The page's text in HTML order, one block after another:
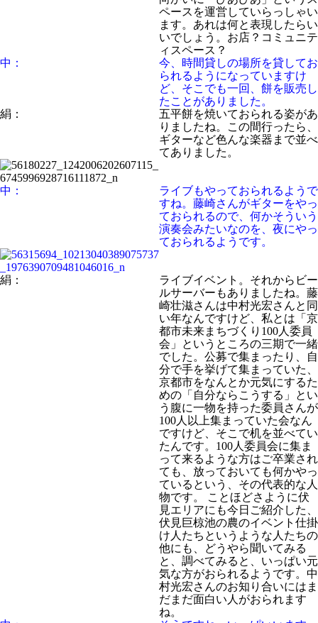
ペースを運営していらっしゃい
ます。あれは何と表現したらい
いでしょう。お店？コミュニテ
ィスペース？
中：
今、時間貸しの場所を貸してお
られるようになっていますけ
ど、そこでも一回、餅を販売し
たことがありました。
絹：
五平餅を焼いておられる姿があ
りましたね。この間行ったら、
ギターなど色んな楽器まで並べ
てありました。
中：
ライブもやっておられるようで
すね。藤崎さんがギターをやっ
ておられるので、何かそういう
演奏会みたいなのを、夜にやっ
ておられるようです。
絹：
ライブイベント。それからビー
ルサーバーもありましたね。藤
崎壮滋さんは中村光宏さんと同
い年なんですけど、私とは「京
都市未来まちづくり100人委員
会」というところの三期で一緒
でした。公募で集まったり、自
分で手を挙げて集まっていた、
京都市をなんとか元気にするた
めの「自分ならこうする」とい
う腹に一物を持った委員さんが
100人以上集まっていた会なん
ですけど、そこで机を並べてい
たんです。100人委員会に集ま
って来るような方はご卒業され
ても、放っておいても何かやっ
ているという、その代表的な人
物です。 ことほどさように伏
見エリアにも今日ご紹介した、
伏見巨椋池の農のイベント仕掛
け人たちというような人たちの
他にも、どうやら聞いてみる
と、調べてみると、いっぱい元
気な方がおられるようです。中
村光宏さんのお知り合いにはま
だまだ面白い人がおられます
ね。